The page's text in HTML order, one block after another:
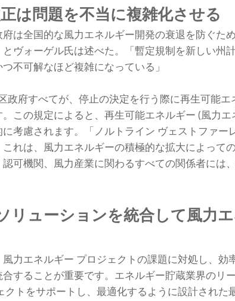
は問題を不当に複雑化させる
府は全国的な風力エネルギー開発の衰退を防ぐた
ヴォーゲル氏は述べた。「暫定規制を新しい州
不可解なほど複雑になっている」
政府すべてが、停止の決定を行う際に再生可能エ
この規定によると、再生可能エネルギー (風力
考慮されます。「ノルトライン ヴェストファー
これは、風力エネルギーの積極的な拡大によって
可機関、風力産業に関わるすべての関係者には
リューションを統合して風力
力エネルギー プロジェクトの課題に対処し、効
することが重要です。エネルギー貯蔵業界のリ
クトをサポートし、最適化するように設計された